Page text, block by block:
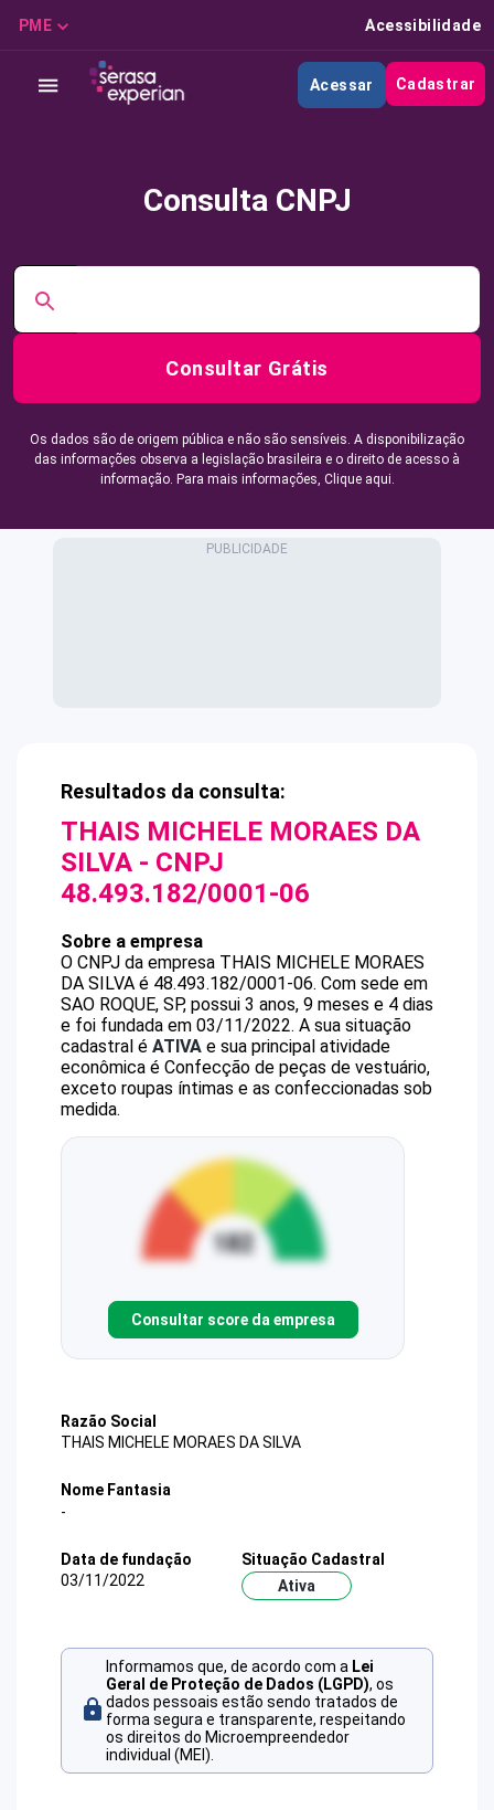
PME Acessibilidade
Acessar Cadastrar
Consulta CNPJ
Consultar Grátis
Os dados são de origem pública e não são sensíveis. A disponibilização
das informações observa a legislação brasileira e o direito de acesso à
informação. Para mais informações, Clique aqui.
Resultados da consulta:
THAIS MICHELE MORAES DA
SILVA - CNPJ
48.493.182/0001-06
Sobre a empresa
O CNPJ da empresa THAIS MICHELE MORAES
DA SILVA é 48.493.182/0001-06. Com sede em
SAO ROQUE, SP, possui 3 anos, 9 meses e 4 dias
e foi fundada em 03/11/2022. A sua situação
cadastral é ATIVA e sua principal atividade
econômica é Confecção de peças de vestuário,
exceto roupas íntimas e as confeccionadas sob
medida.
Consultar score da empresa
Razão Social
THAIS MICHELE MORAES DA SILVA
Nome Fantasia
-
Data de fundação
03/11/2022
Situação Cadastral
Ativa
Informamos que, de acordo com a Lei
Geral de Proteção de Dados (LGPD), os
dados pessoais estão sendo tratados de
forma segura e transparente, respeitando
os direitos do Microempreendedor
individual (MEI).